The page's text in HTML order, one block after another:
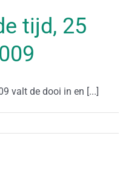
tijd, 25
valt de dooi in en [...]